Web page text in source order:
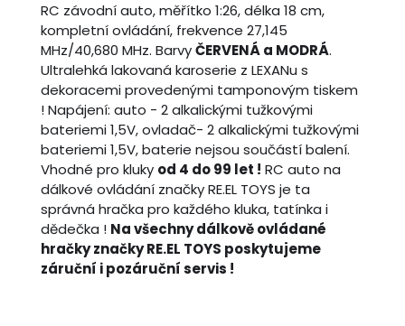
RC závodní auto, měřítko 1:26, délka 18 cm,
kompletní ovládání, frekvence 27,145
MHz/40,680 MHz. BarvyČERVENÁ a MODRÁ.
Ultralehká lakovaná karoserie z LEXANu s
dekoracemi provedenými tamponovým tiskem
! Napájení: auto - 2 alkalickými tužkovými
bateriemi 1,5V, ovladač- 2 alkalickými tužkovými
bateriemi 1,5V, baterie nejsou součástí balení.
Vhodné pro kluky od 4 do 99 let ! RC auto na
dálkové ovládání značky RE.EL TOYS je ta
správná hračka pro každého kluka, tatínka i
dědečka ! Na všechny dálkově ovládané
hračky značky RE.EL TOYS poskytujeme
záruční i pozáruční servis !